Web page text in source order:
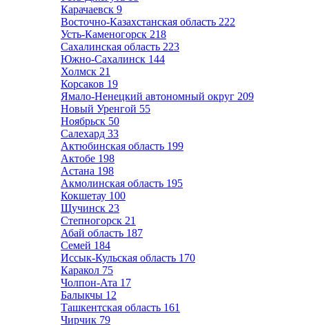
Карачаевск 9
Восточно-Казахстанская область 222
Усть-Каменогорск 218
Сахалинская область 223
Южно-Сахалинск 144
Холмск 21
Корсаков 19
Ямало-Ненецкий автономный округ 209
Новый Уренгой 55
Ноябрьск 50
Салехард 33
Актюбинская область 199
Актобе 198
Астана 198
Акмолинская область 195
Кокшетау 100
Щучинск 23
Степногорск 21
Абай область 187
Семей 184
Иссык-Кульская область 170
Каракол 75
Чолпон-Ата 17
Балыкчы 12
Ташкентская область 161
Чирчик 79